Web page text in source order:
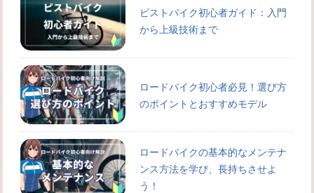
ピストバイク初心者ガイド：入門
から上級技術まで
ロードバイク初心者必見！選び方
のポイントとおすすめモデル
ロードバイクの基本的なメンテナ
ンス方法を学び、長持ちさせよ
う！